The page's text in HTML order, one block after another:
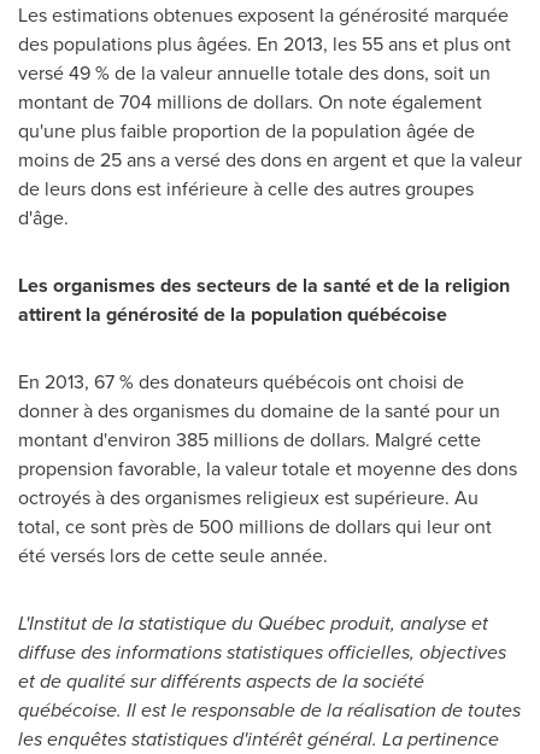
Les estimations obtenues exposent la générosité marquée
des populations plus âgées. En 2013, les 55 ans et plus ont
versé 49 % de la valeur annuelle totale des dons, soit un
montant de 704 millions de dollars. On note également
qu'une plus faible proportion de la population âgée de
moins de 25 ans a versé des dons en argent et que la valeur
de leurs dons est inférieure à celle des autres groupes
d'âge.
Les organismes des secteurs de la santé et de la religion
attirent la générosité de la population québécoise
En 2013, 67 % des donateurs québécois ont choisi de
donner à des organismes du domaine de la santé pour un
montant d'environ 385 millions de dollars. Malgré cette
propension favorable, la valeur totale et moyenne des dons
octroyés à des organismes religieux est supérieure. Au
total, ce sont près de 500 millions de dollars qui leur ont
été versés lors de cette seule année.
L'Institut de la statistique du Québec produit, analyse et
diffuse des informations statistiques officielles, objectives
et de qualité sur différents aspects de la société
québécoise. Il est le responsable de la réalisation de toutes
les enquêtes statistiques d'intérêt général. La pertinence